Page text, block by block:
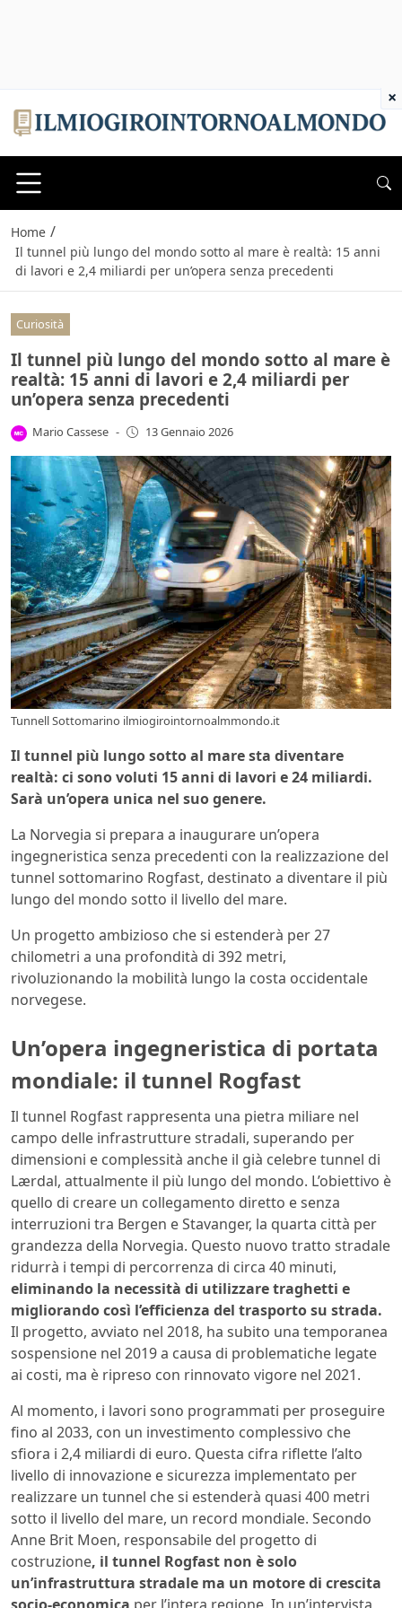
Home /
Il tunnel più lungo del mondo sotto al mare è realtà: 15 anni
di lavori e 2,4 miliardi per un’opera senza precedenti
Curiosità
Il tunnel più lungo del mondo sotto al mare è
realtà: 15 anni di lavori e 2,4 miliardi per
un’opera senza precedenti
Mario Cassese - 13 Gennaio 2026
Tunnell Sottomarino ilmiogirointornoalmmondo.it
Il tunnel più lungo sotto al mare sta diventare
realtà: ci sono voluti 15 anni di lavori e 24 miliardi.
Sarà un’opera unica nel suo genere.
La Norvegia si prepara a inaugurare un’opera
ingegneristica senza precedenti con la realizzazione del
tunnel sottomarino Rogfast, destinato a diventare il più
lungo del mondo sotto il livello del mare.
Un progetto ambizioso che si estenderà per 27
chilometri a una profondità di 392 metri,
rivoluzionando la mobilità lungo la costa occidentale
norvegese.
Un’opera ingegneristica di portata
mondiale: il tunnel Rogfast
Il tunnel Rogfast rappresenta una pietra miliare nel
campo delle infrastrutture stradali, superando per
dimensioni e complessità anche il già celebre tunnel di
Lærdal, attualmente il più lungo del mondo. L’obiettivo è
quello di creare un collegamento diretto e senza
interruzioni tra Bergen e Stavanger, la quarta città per
grandezza della Norvegia. Questo nuovo tratto stradale
ridurrà i tempi di percorrenza di circa 40 minuti,
eliminando la necessità di utilizzare traghetti e
migliorando così l’efficienza del trasporto su strada.
Il progetto, avviato nel 2018, ha subito una temporanea
sospensione nel 2019 a causa di problematiche legate
ai costi, ma è ripreso con rinnovato vigore nel 2021.
Al momento, i lavori sono programmati per proseguire
fino al 2033, con un investimento complessivo che
sfiora i 2,4 miliardi di euro. Questa cifra riflette l’alto
livello di innovazione e sicurezza implementato per
realizzare un tunnel che si estenderà quasi 400 metri
sotto il livello del mare, un record mondiale. Secondo
Anne Brit Moen, responsabile del progetto di
costruzione, il tunnel Rogfast non è solo
un’infrastruttura stradale ma un motore di crescita
×